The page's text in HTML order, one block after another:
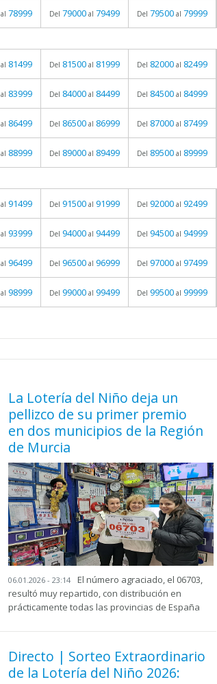
al 78999 Del 79000 al 79499 Del 79500 al 79999
al 81499 Del 81500 al 81999 Del 82000 al 82499
al 83999 Del 84000 al 84499 Del 84500 al 84999
al 86499 Del 86500 al 86999 Del 87000 al 87499
al 88999 Del 89000 al 89499 Del 89500 al 89999
al 91499 Del 91500 al 91999 Del 92000 al 92499
al 93999 Del 94000 al 94499 Del 94500 al 94999
al 96499 Del 96500 al 96999 Del 97000 al 97499
al 98999 Del 99000 al 99499 Del 99500 al 99999
La Lotería del Niño deja un
pellizco de su primer premio
en dos municipios de la Región
de Murcia
06.01.2026 - 23:14
El número agraciado, el 06703,
resultó muy repartido, con distribución en
prácticamente todas las provincias de España
Directo | Sorteo Extraordinario
de la Lotería del Niño 2026: